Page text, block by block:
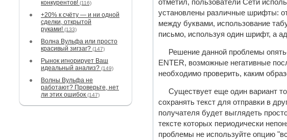
конкурентов! (116)
+20% к счёту — и ни одной
сделки, открытой
руками! (133)
Волна Вульфа или просто
красивый зигзаг? (147)
Рынок игнорирует Ваш
идеальный анализ? (149)
Волны Вульфа не
работают? Проверьте, нет
ли этих ошибок (147)
отметил, пользователи Сети
установлены различные шрифты:
между буквами, использование
письмо, используя один шрифт, а
Решение данной проблемы
ENTER, возможные негативные
необходимо проверить, каким
Существует еще один вариант
сохранять текст для отправки в
получателя будет выглядеть
тексте которых периодически
проблемы не используйте опцию